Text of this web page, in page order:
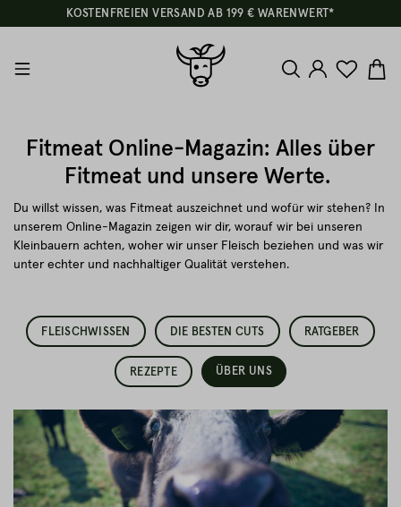
KOSTENFREIEN VERSAND AB 199 € WARENWERT*
Fitmeat Online-Magazin: Alles über
Fitmeat und unsere Werte.
Du willst wissen, was Fitmeat auszeichnet und wofür wir stehen? In
unserem Online-Magazin zeigen wir dir, worauf wir bei unseren
Kleinbauern achten, woher wir unser Fleisch beziehen und was wir
unter echter und nachhaltiger Qualität verstehen.
FLEISCHWISSEN DIE BESTEN CUTS RATGEBER
REZEPTE ÜBER UNS